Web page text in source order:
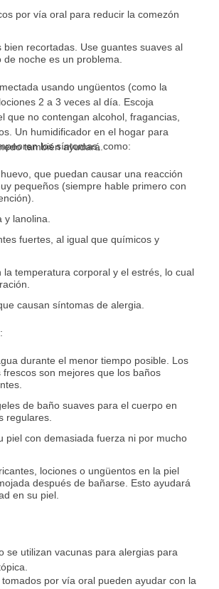
por vía oral para reducir la comezón
bien recortadas. Use guantes suaves al
noche es un problema.
usando ungüentos (como la
2 a 3 veces al día. Escoja
que no contengan alcohol, fragancias,
Un humidificador en el hogar para
también ayudará.
los síntomas, como:
que puedan causar una reacción
pequeños (siempre hable primero con
lanolina.
fuertes, al igual que químicos y
la temperatura corporal y el estrés, lo cual
causan síntomas de alergia.
durante el menor tiempo posible. Los
frescos son mejores que los baños
de baño suaves para el cuerpo en
regulares.
piel con demasiada fuerza ni por mucho
lociones o ungüentos en la piel
después de bañarse. Esto ayudará
en su piel.
se utilizan vacunas para alergias para
por vía oral pueden ayudar con la